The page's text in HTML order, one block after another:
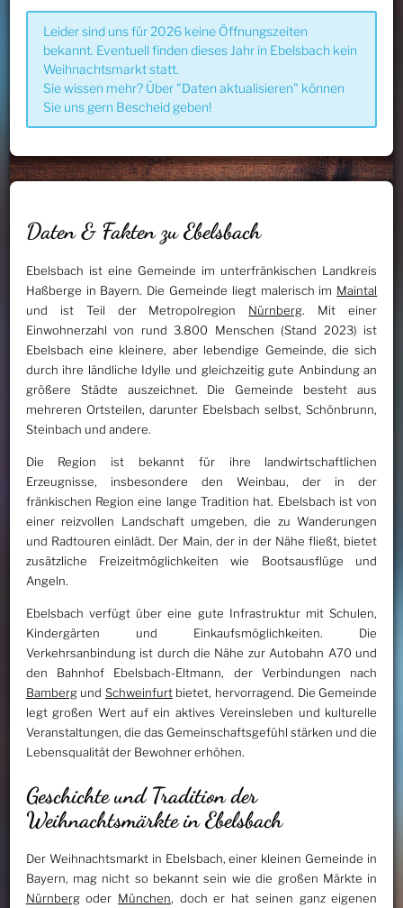
Leider sind uns für 2026 keine Öffnungszeiten
bekannt. Eventuell finden dieses Jahr in Ebelsbach kein
Weihnachtsmarkt statt.
Sie wissen mehr? Über "Daten aktualisieren" können
Sie uns gern Bescheid geben!
Daten & Fakten zu Ebelsbach
Ebelsbach ist eine Gemeinde im unterfränkischen Landkreis
Haßberge in Bayern. Die Gemeinde liegt malerisch im Maintal
und ist Teil der Metropolregion Nürnberg. Mit einer
Einwohnerzahl von rund 3.800 Menschen (Stand 2023) ist
Ebelsbach eine kleinere, aber lebendige Gemeinde, die sich
durch ihre ländliche Idylle und gleichzeitig gute Anbindung an
größere Städte auszeichnet. Die Gemeinde besteht aus
mehreren Ortsteilen, darunter Ebelsbach selbst, Schönbrunn,
Steinbach und andere.
Die Region ist bekannt für ihre landwirtschaftlichen
Erzeugnisse, insbesondere den Weinbau, der in der
fränkischen Region eine lange Tradition hat. Ebelsbach ist von
einer reizvollen Landschaft umgeben, die zu Wanderungen
und Radtouren einlädt. Der Main, der in der Nähe fließt, bietet
zusätzliche Freizeitmöglichkeiten wie Bootsausflüge und
Angeln.
Ebelsbach verfügt über eine gute Infrastruktur mit Schulen,
Kindergärten und Einkaufsmöglichkeiten. Die
Verkehrsanbindung ist durch die Nähe zur Autobahn A70 und
den Bahnhof Ebelsbach-Eltmann, der Verbindungen nach
Bambergund Schweinfurtbietet, hervorragend. Die Gemeinde
legt großen Wert auf ein aktives Vereinsleben und kulturelle
Veranstaltungen, die das Gemeinschaftsgefühl stärken und die
Lebensqualität der Bewohner erhöhen.
Geschichte und Tradition der
Weihnachtsmärkte in Ebelsbach
Der Weihnachtsmarkt in Ebelsbach, einer kleinen Gemeinde in
Bayern, mag nicht so bekannt sein wie die großen Märkte in
Nürnbergoder München, doch er hat seinen ganz eigenen